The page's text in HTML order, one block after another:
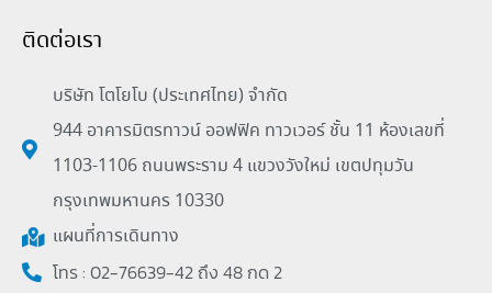
ติดต่อเรา
บริษัท โตโยโบ (ประเทศไทย) จำกัด
944 อาคารมิตรทาวน์ ออฟฟิค ทาวเวอร์ ชั้น 11 ห้องเลขที่
1103-1106 ถนนพระราม 4 แขวงวังใหม่ เขตปทุมวัน
กรุงเทพมหานคร 10330
แผนที่การเดินทาง
โทร : 02-76639-42 ถึง 48 กด 2